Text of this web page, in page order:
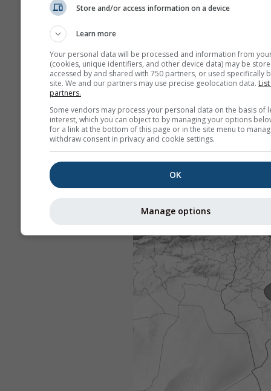
Store and/or access information on a device
Learn more
Your personal data will be processed and information from
(cookies, unique identifiers, and other device data) may be
accessed by and shared with 750 partners, or used specifically
site. We and our partners may use precise geolocation data.
partners.
Some vendors may process your personal data on the basis of
interest, which you can object to by managing your options
for a link at the bottom of this page or in the site menu to
withdraw consent in privacy and cookie settings.
OK
Manage options